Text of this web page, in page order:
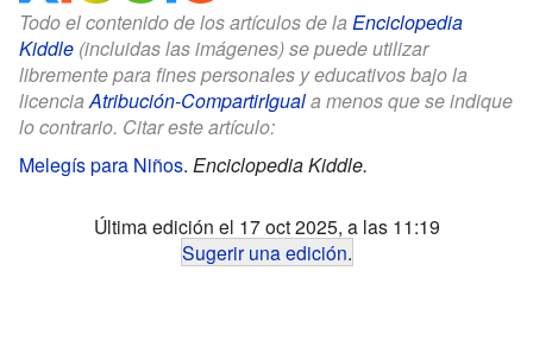
Todo el contenido de los artículos de la Enciclopedia
Kiddle (incluidas las imágenes) se puede utilizar
libremente para fines personales y educativos bajo la
licenciaAtribución-CompartirIguala menos que se indique
lo contrario. Citar este artículo:
Melegís para Niños. Enciclopedia Kiddle.
Última edición el 17 oct 2025, a las 11:19
Sugerir una edición.